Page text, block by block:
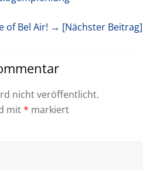
of Bel Air! → [Nächster Beitrag]
nicht veröffentlicht.
mit* markiert